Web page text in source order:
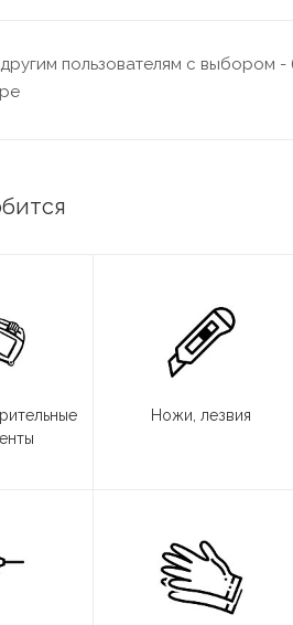
пользователям с выбором
Ножи, лезвия